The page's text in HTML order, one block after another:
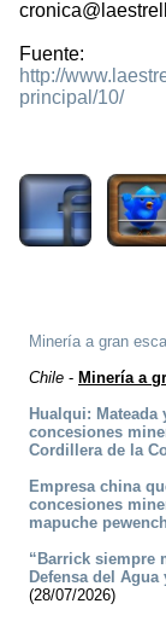
Fuente:
http://
principal/10/
Minería a gran
Chile - Minería a
Hualqui:
concesiones
Cordillera de la
Empresa china
concesiones
mapuche
“Barrick siempre
Defensa del
(28/07/2026)